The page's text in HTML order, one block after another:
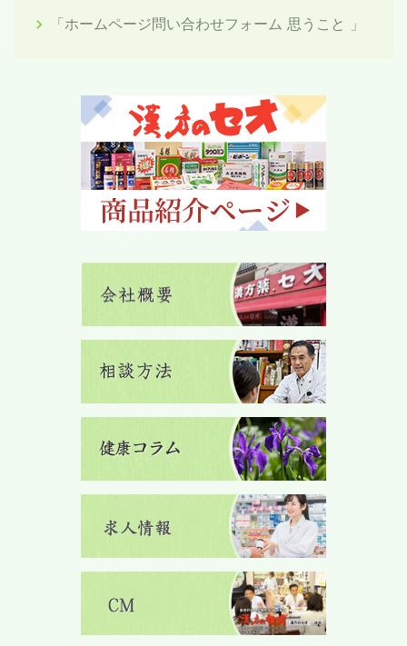
「ホームページ問い合わせフォーム 思うこと 」